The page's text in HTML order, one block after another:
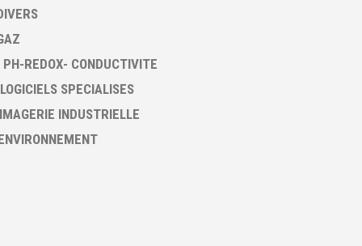
REDOX- CONDUCTIVITE
SPECIALISES
INDUSTRIELLE